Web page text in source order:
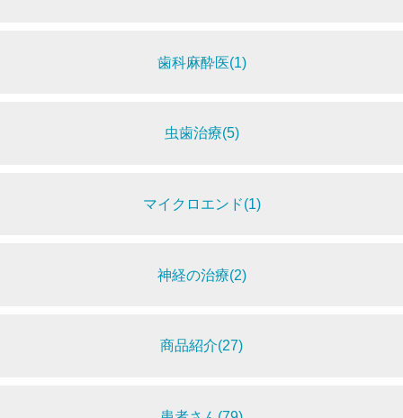
歯科麻酔医(1)
虫歯治療(5)
マイクロエンド(1)
神経の治療(2)
商品紹介(27)